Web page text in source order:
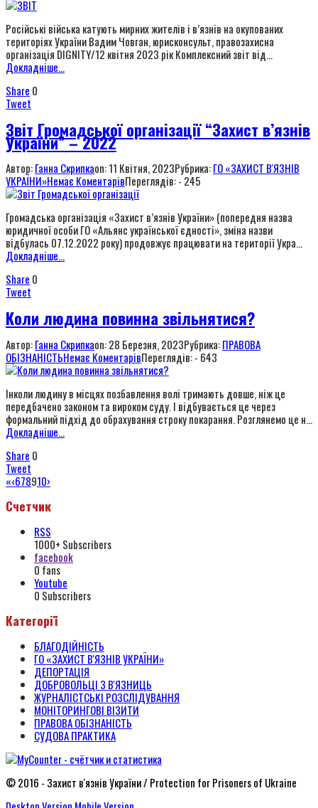
Російські війська катують мирних жителів і в’язнів на окупованих
територіях України Вадим Човган, юрисконсульт, правозахисна
організація DIGNITY/12 квітня 2023 рік Комплексний звіт від...
Докладніше...
Share 0
Tweet
Звіт Громадської організації “Захист в’язнів
України” – 2022
Автор:Ганна Скрипкаon:11 Квітня, 2023Рубрика:ГО «ЗАХИСТ В'ЯЗНІВ
УКРАЇНИ»Немає КоментарівПереглядів: - 245
Громадська організація «Захист в’язнів України» (попередня назва
юридичної особи ГО «Альянс української єдності», зміна назви
відбулась 07.12.2022 року) продовжує працювати на території Укра...
Докладніше...
Share 0
Tweet
Коли людина повинна звільнятися?
Автор:Ганна Скрипкаon:28 Березня, 2023Рубрика:ПРАВОВА
ОБІЗНАНІСТЬНемає КоментарівПереглядів: - 643
Інколи людину в місцях позбавлення волі тримають довше, ніж це
передбачено законом та вироком суду. І відбувається це через
формальний підхід до обрахування строку покарання. Розглянемо це н...
Докладніше...
Share 0
Tweet
«‹678910›
Счетчик
RSS
1000+ Subscribers
facebook
0 fans
Youtube
0 Subscribers
Категорії
БЛАГОДІЙНІСТЬ
ГО «ЗАХИСТ В'ЯЗНІВ УКРАЇНИ»
ДЕПОРТАЦІЯ
ДОБРОВОЛЬЦІ З В'ЯЗНИЦЬ
ЖУРНАЛІСТСЬКІ РОЗСЛІДУВАННЯ
МОНІТОРИНГОВІ ВІЗИТИ
ПРАВОВА ОБІЗНАНІСТЬ
СУДОВА ПРАКТИКА
© 2016 - Захист в'язнів України / Protection for Prisoners of Ukraine